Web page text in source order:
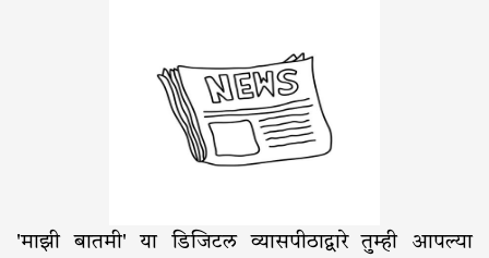
'माझी बातमी' या डिजिटल व्यासपीठाद्वारे तुम्ही आपल्या